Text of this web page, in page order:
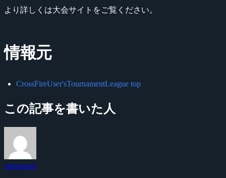
より詳しくは大会サイトをご覧ください。
情報元
CrossFireUser'sTournamentLeague top
この記事を書いた人
samumani